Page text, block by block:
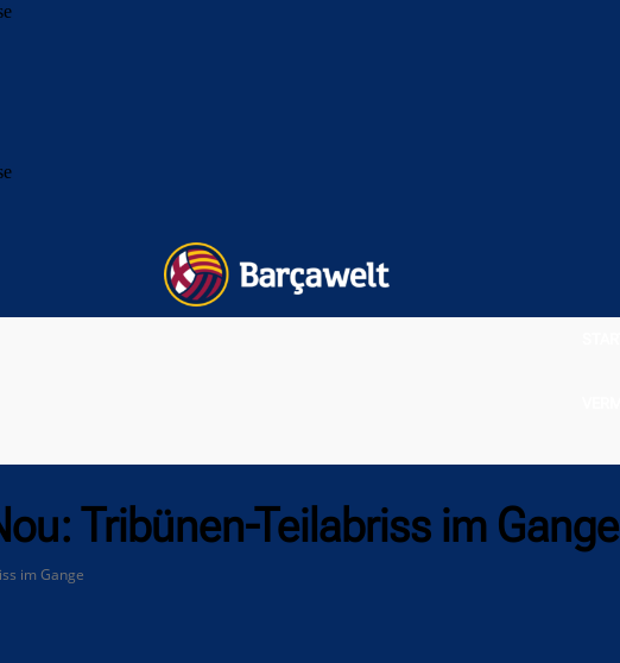
Tribünen-Teilabriss im Gange
im Gange